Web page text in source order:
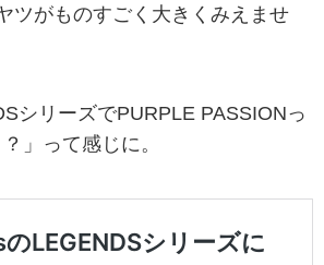
ツがものすごく大きくみえませ
シリーズでPURPLE PASSIONっ
」って感じに。